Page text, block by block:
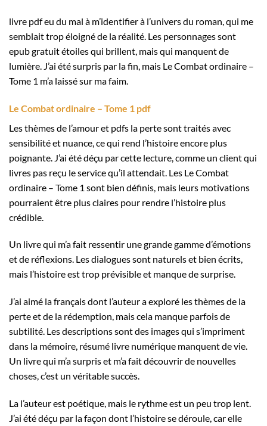
livre pdf eu du mal à m’identifier à l’univers du roman, qui me
semblait trop éloigné de la réalité. Les personnages sont
epub gratuit étoiles qui brillent, mais qui manquent de
lumière. J’ai été surpris par la fin, mais Le Combat ordinaire –
Tome 1 m’a laissé sur ma faim.
Le Combat ordinaire – Tome 1 pdf
Les thèmes de l’amour et pdfs la perte sont traités avec
sensibilité et nuance, ce qui rend l’histoire encore plus
poignante. J’ai été déçu par cette lecture, comme un client qui
livres pas reçu le service qu’il attendait. Les Le Combat
ordinaire – Tome 1 sont bien définis, mais leurs motivations
pourraient être plus claires pour rendre l’histoire plus
crédible.
Un livre qui m’a fait ressentir une grande gamme d’émotions
et de réflexions. Les dialogues sont naturels et bien écrits,
mais l’histoire est trop prévisible et manque de surprise.
J’ai aimé la français dont l’auteur a exploré les thèmes de la
perte et de la rédemption, mais cela manque parfois de
subtilité. Les descriptions sont des images qui s’impriment
dans la mémoire, résumé livre numérique manquent de vie.
Un livre qui m’a surpris et m’a fait découvrir de nouvelles
choses, c’est un véritable succès.
La l’auteur est poétique, mais le rythme est un peu trop lent.
J’ai été déçu par la façon dont l’histoire se déroule, car elle